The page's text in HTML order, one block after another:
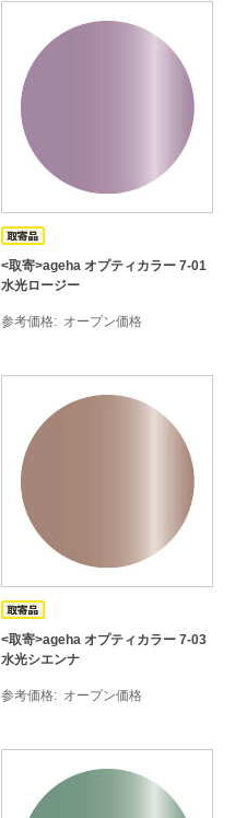
<取寄>ageha オプティカラー 7-01
水光ロージー
参考価格 オープン価格
<取寄>ageha オプティカラー 7-03
水光シエンナ
参考価格 オープン価格